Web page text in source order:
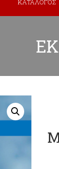
ΚΑΤΑΛΟΓΟΣ